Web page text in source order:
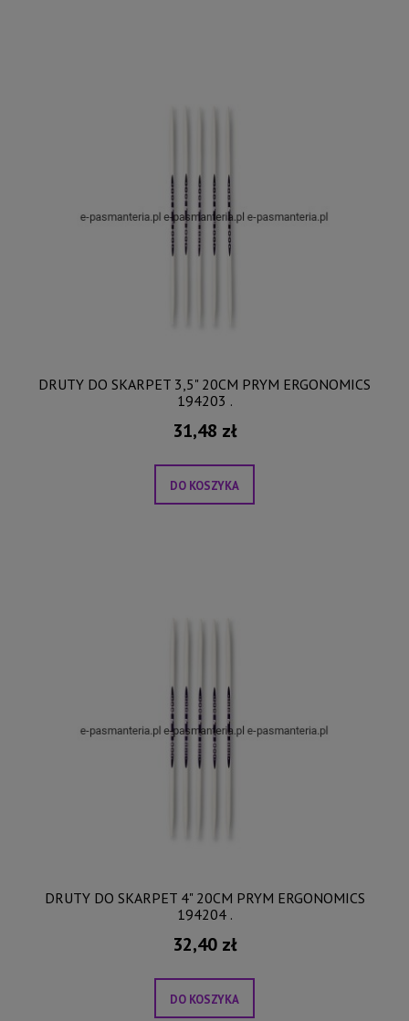
DRUTY DO SKARPET 3,5" 20CM PRYM ERGONOMICS
194203 .
31,48 zł
DO KOSZYKA
DRUTY DO SKARPET 4" 20CM PRYM ERGONOMICS
194204 .
32,40 zł
DO KOSZYKA